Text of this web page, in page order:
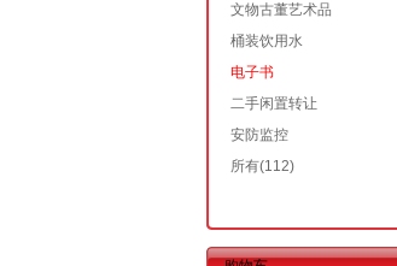
文物古董艺术品
桶装饮用水
电子书
二手闲置转让
安防监控
所有(112)